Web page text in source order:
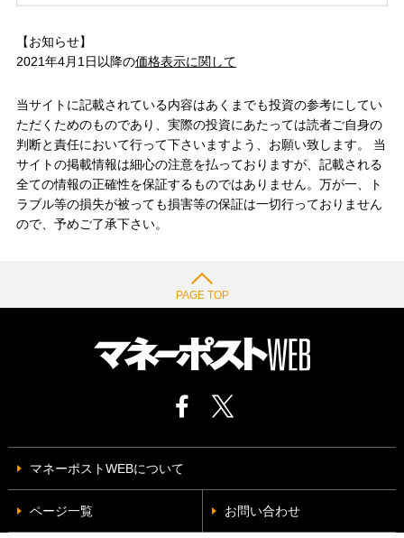
【お知らせ】
2021年4月1日以降の価格表示に関して
当サイトに記載されている内容はあくまでも投資の参考にしてい
ただくためのものであり、実際の投資にあたっては読者ご自身の
判断と責任において行って下さいますよう、お願い致します。 当
サイトの掲載情報は細心の注意を払っておりますが、記載される
全ての情報の正確性を保証するものではありません。万が一、ト
ラブル等の損失が被っても損害等の保証は一切行っておりません
ので、予めご了承下さい。
PAGE TOP
マネーポストWEBについて
ページ一覧 お問い合わせ